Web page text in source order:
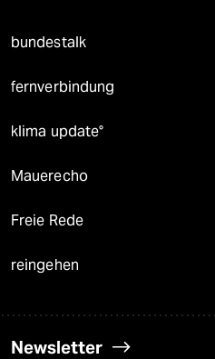
bundestalk
fernverbindung
klima update°
Mauerecho
Freie Rede
reingehen
Newsletter